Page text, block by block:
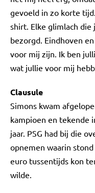
gevoeld in zo korte
shirt. Elke glimlach
bezorgd. Eindhoven
voor mij zijn. Ik ben
wat jullie voor mij
Clausule
Simons kwam
kampioen en tekende
jaar. PSG had bij die
opnemen waarin
euro tussentijds kon
wilde.